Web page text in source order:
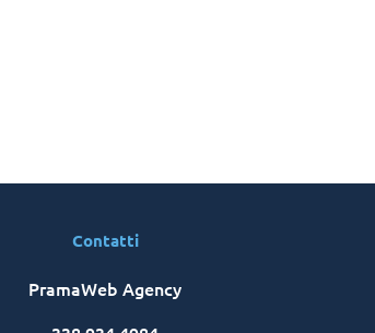
Contatti
PramaWeb Agency